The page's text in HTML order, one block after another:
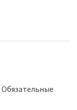
Обязательные